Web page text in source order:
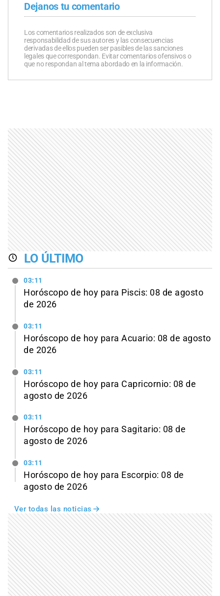
Dejanos tu comentario
Los comentarios realizados son de exclusiva
responsabilidad de sus autores y las consecuencias
derivadas de ellos pueden ser pasibles de las sanciones
legales que correspondan. Evitar comentarios ofensivos o
que no respondan al tema abordado en la información.
LO ÚLTIMO
03:11
Horóscopo de hoy para Piscis: 08 de agosto
de 2026
03:11
Horóscopo de hoy para Acuario: 08 de agosto
de 2026
03:11
Horóscopo de hoy para Capricornio: 08 de
agosto de 2026
03:11
Horóscopo de hoy para Sagitario: 08 de
agosto de 2026
03:11
Horóscopo de hoy para Escorpio: 08 de
agosto de 2026
Ver todas las noticias